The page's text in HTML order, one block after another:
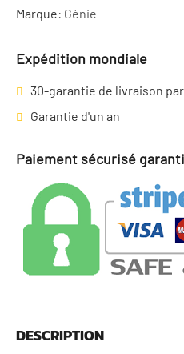
Marque: Génie
Expédition mondiale
30-garantie de livraison
Garantie d'un an
Paiement sécurisé garanti
DESCRIPTION